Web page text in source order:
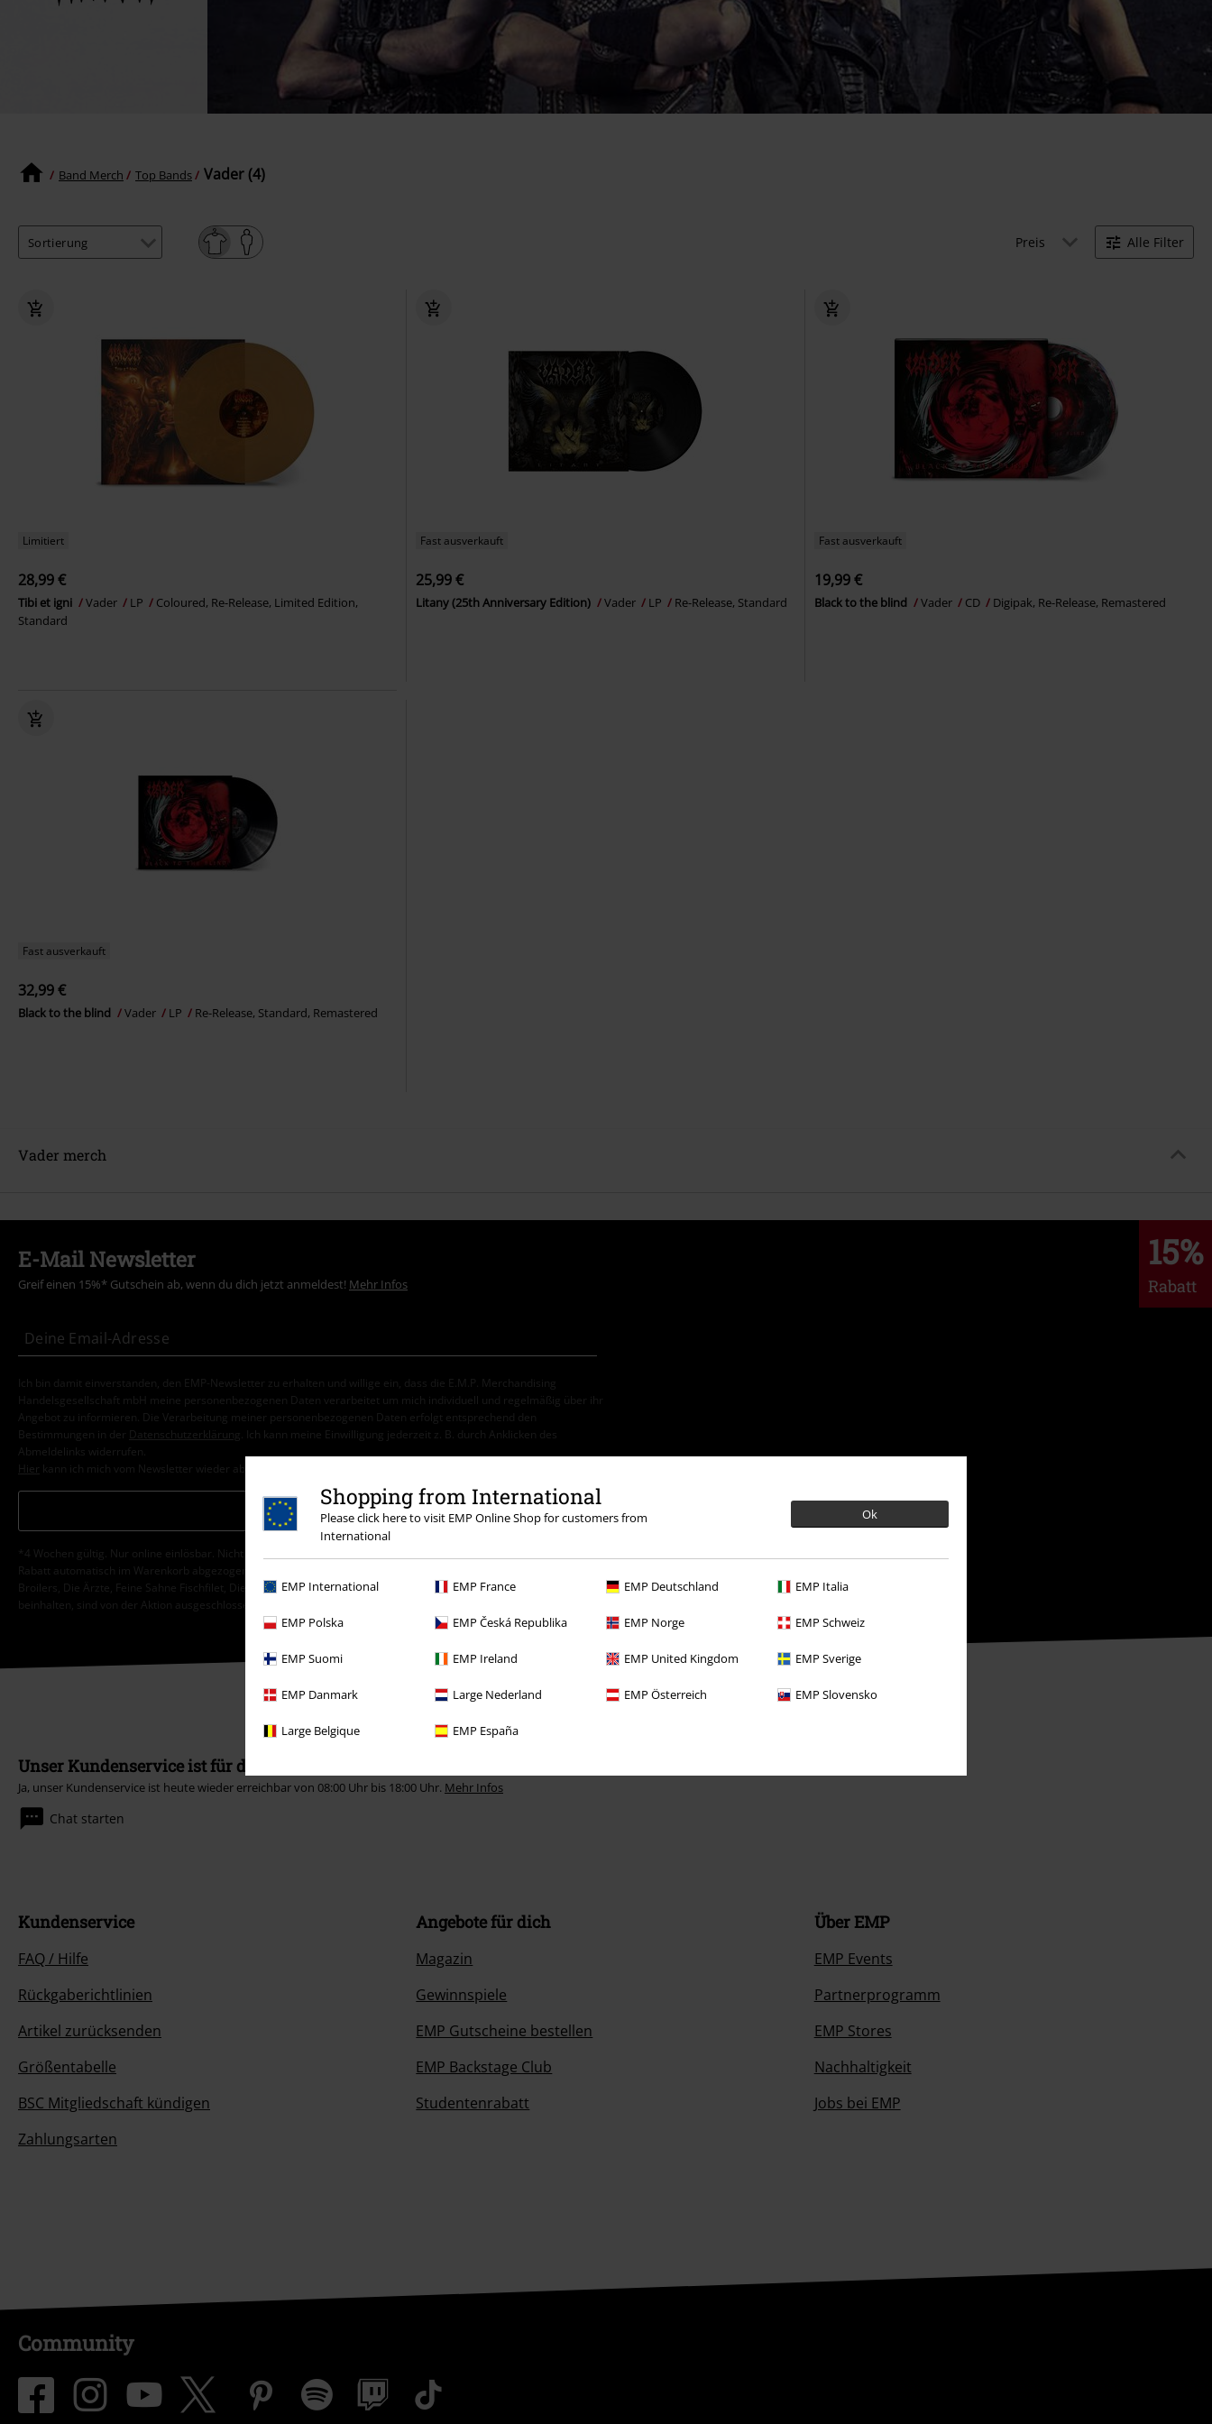
Shopping from International
Please click here to visit EMP Online Shop for customers from
International
Ok
EMP International EMP France EMP Deutschland EMP Italia
EMP Polska EMP Česká Republika EMP Norge EMP Schweiz
EMP Suomi EMP Ireland EMP United Kingdom EMP Sverige
EMP Danmark Large Nederland EMP Österreich EMP Slovensko
Large Belgique EMP España
Band Merch Top Bands Vader (4)
Preis Alle Filter
Limitiert
28,99 €
Tibi et igni Vader LP
Coloured, Re-Release, Limited Edition,
Standard
Fast ausverkauft
25,99 €
Litany (25th Anniversary Edition) Vader LP Re-Release, Standard
Fast ausverkauft
19,99 €
Black to the blind Vader CD Digipak, Re-Release, Remastered
Fast ausverkauft
32,99 €
Black to the blind Vader LP Re-Release, Standard, Remastered
Vader merch
15%
Rabatt
E-Mail Newsletter
Greif einen 15%* Gutschein ab, wenn du dich jetzt anmeldest! Mehr Infos
Ich bin damit einverstanden, den EMP-Newsletter zu erhalten und willige ein, dass die E.M.P. Merchandising
Handelsgesellschaft mbH meine personenbezogenen Daten verarbeitet um mich individuell und regelmäßig über ihr
Angebot zu informieren. Die Verarbeitung meiner personenbezogenen Daten erfolgt entsprechend den
Bestimmungen in der
Datenschutzerklärung
. Ich kann meine Einwilligung jederzeit z. B. durch Anklicken des
Abmeldelinks widerrufen.
Hier kann ich mich vom Newsletter wieder abmelden.
Anmelden
*4 Wochen gültig. Nur online einlösbar. Nicht mit anderen Aktionen kombinierbar. Nach Codeeingabe wird dir der
Rabatt automatisch im Warenkorb abgezogen. Bücher, Medien, Tickets, Rammstein, (Till) Lindemann, Böhse Onkelz,
Broilers, Die Ärzte, Feine Sahne Fischfilet, Die Toten Hosen, Gutscheine & Artikel, die einen Spendenbeitrag
beinhalten, sind von der Aktion ausgeschlossen.
Unser Kundenservice ist für dich da
Ja, unser Kundenservice ist heute wieder erreichbar von 08:00 Uhr bis 18:00 Uhr. Mehr Infos
Chat starten
Kundenservice
FAQ / Hilfe
Rückgaberichtlinien
Artikel zurücksenden
Größentabelle
BSC Mitgliedschaft kündigen
Zahlungsarten
Angebote für dich
Magazin
Gewinnspiele
EMP Gutscheine bestellen
EMP Backstage Club
Studentenrabatt
Über EMP
EMP Events
Partnerprogramm
EMP Stores
Nachhaltigkeit
Jobs bei EMP
Community